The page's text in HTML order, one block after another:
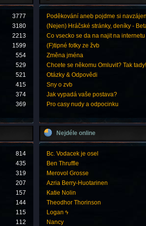
3777
3180
2213
1599
554
529
521
415
374
369
Poděkování aneb pojdme si
(Nejen) Hráčské stránky, deníky -
Co vsecko se da na najit na internetu
(F)tipné fotky ze žvb
Změna jména
Chcete se někomu Omluvit? Tak
Otázky & Odpovědi
Sny o zvb
Jak vypadá vaše postava?
Pro casy nudy a odpocinku
814
435
319
207
157
144
115
112
Nejdéle online
Bc. Vodacek je osel
Ben Thruffle
Merovol Grosse
Azria Berry-Huotarinen
Katie Nolin
Theodhor Thorinson
Logan ϟ
Nancy